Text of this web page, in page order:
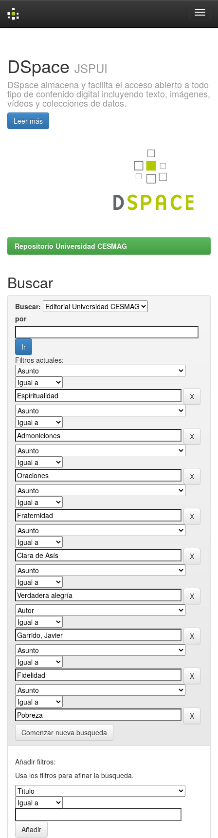
DSpace JSPUI
DSpace almacena y facilita el acceso abierto a todo
tipo de contenido digital incluyendo texto, imágenes,
vídeos y colecciones de datos.
Leer más
Repositorio Universidad CESMAG
Buscar
Buscar:
por
Filtros actuales:
Comenzar nueva busqueda
Añadir filtros:
Usa los filtros para afinar la busqueda.